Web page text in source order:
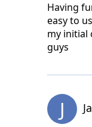
Having
easy to
my initial
guys
J